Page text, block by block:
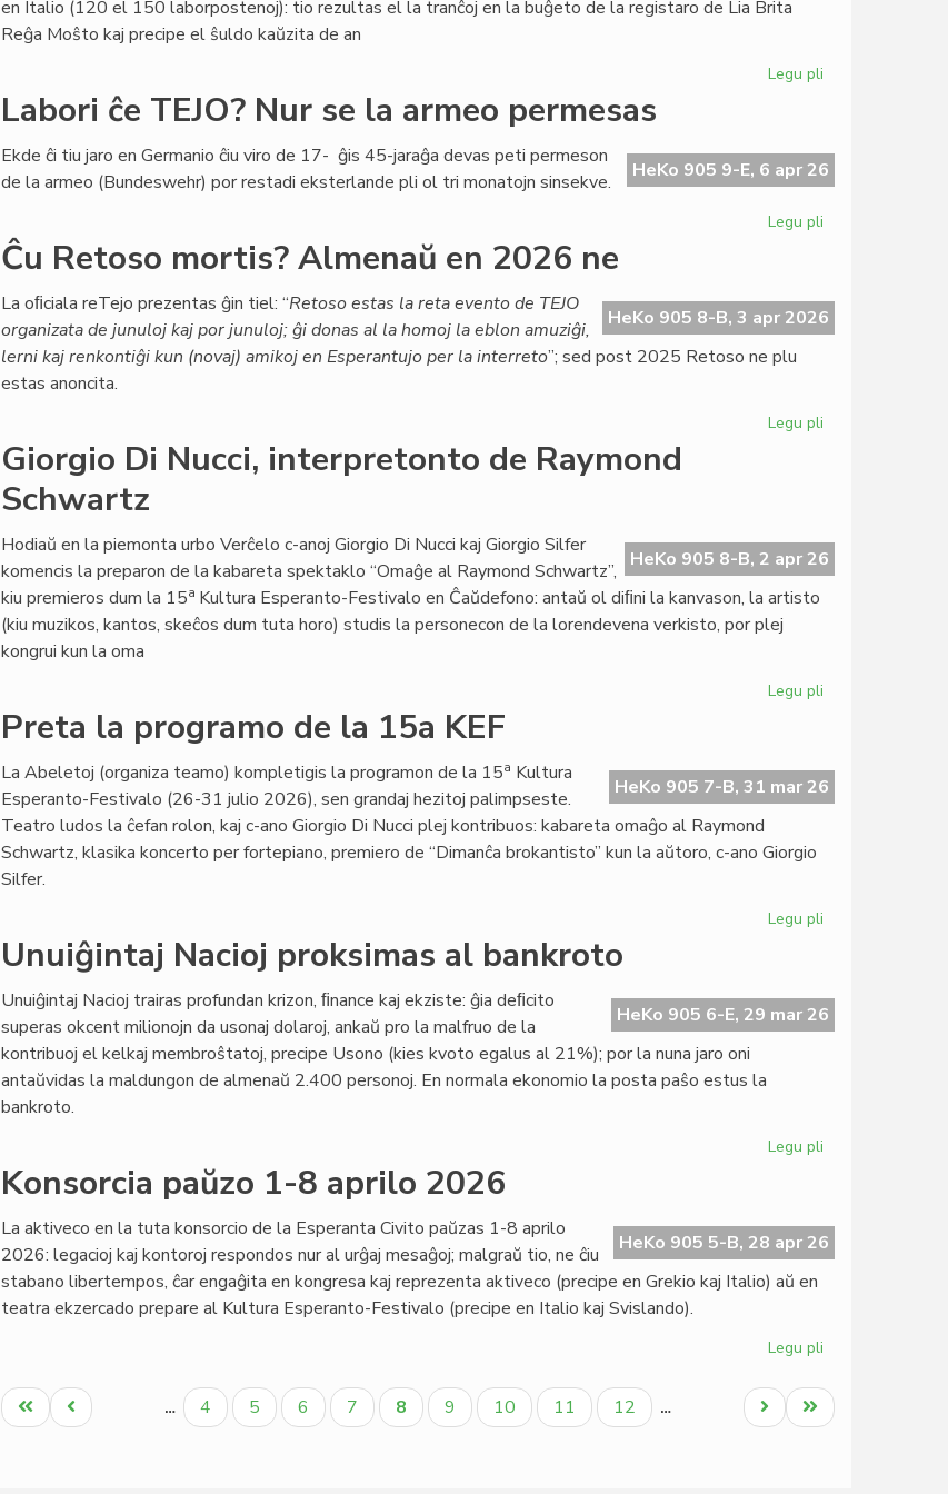
en Italio (120 el 150 laborpostenoj): tio rezultas el la tranĉoj en la buĝeto de la registaro de Lia Brita
Reĝa Moŝto kaj precipe el ŝuldo kaŭzita de an
Legu pli
magriga
dieto
Labori ĉe TEJO? Nur se la armeo permesas
HeKo 905 9-E, 6 apr 26
Ekde ĉi tiu jaro en Germanio ĉiu viro de 17- ĝis 45-jaraĝa devas peti permeson
de la armeo (Bundeswehr) por restadi eksterlande pli ol tri monatojn sinsekve.
Legu pli
Nur
se
Ĉu Retoso mortis? Almenaŭ en 2026 ne
HeKo 905 8-B, 3 apr 2026
La oﬁciala reTejo prezentas ĝin tiel: “Retoso estas la reta evento de TEJO
organizata de junuloj kaj por junuloj; ĝi donas al la homoj la eblon amuziĝi,
lerni kaj renkontiĝi kun (novaj) amikoj en Esperantujo per la interreto”; sed post 2025 Retoso ne plu
estas anoncita.
Legu pli
en
2026
Giorgio Di Nucci, interpretonto de Raymond
Schwartz
HeKo 905 8-B, 2 apr 26
Hodiaŭ en la piemonta urbo Verĉelo c-anoj Giorgio Di Nucci kaj Giorgio Silfer
komencis la preparon de la kabareta spektaklo “Omaĝe al Raymond Schwartz”,
kiu premieros dum la 15a Kultura Esperanto-Festivalo en Ĉaŭdefono: antaŭ ol diﬁni la kanvason, la artisto
(kiu muzikos, kantos, skeĉos dum tuta horo) studis la personecon de la lorendevena verkisto, por plej
kongrui kun la oma
Legu pli
interpretonto
de
Preta la programo de la 15a KEF
HeKo 905 7-B, 31 mar 26
La Abeletoj (organiza teamo) kompletigis la programon de la 15a Kultura
Esperanto-Festivalo (26-31 julio 2026), sen grandaj hezitoj palimpseste.
Teatro ludos la ĉefan rolon, kaj c-ano Giorgio Di Nucci plej kontribuos: kabareta omaĝo al Raymond
Schwartz, klasika koncerto per fortepiano, premiero de “Dimanĉa brokantisto” kun la aŭtoro, c-ano Giorgio
Silfer.
Legu pli
de
la
Unuiĝintaj Nacioj proksimas al bankroto
HeKo 905 6-E, 29 mar 26
Unuiĝintaj Nacioj trairas profundan krizon, ﬁnance kaj ekziste: ĝia deﬁcito
superas okcent milionojn da usonaj dolaroj, ankaŭ pro la malfruo de la
kontribuoj el kelkaj membroŝtatoj, precipe Usono (kies kvoto egalus al 21%); por la nuna jaro oni
antaŭvidas la maldungon de almenaŭ 2.400 personoj. En normala ekonomio la posta paŝo estus la
bankroto.
Legu pli
al
bankroto
Konsorcia paŭzo 1-8 aprilo 2026
HeKo 905 5-B, 28 apr 26
La aktiveco en la tuta konsorcio de la Esperanta Civito paŭzas 1-8 aprilo
2026: legacioj kaj kontoroj respondos nur al urĝaj mesaĝoj; malgraŭ tio, ne ĉiu
stabano libertempos, ĉar engaĝita en kongresa kaj reprezenta aktiveco (precipe en Grekio kaj Italio) aŭ en
teatra ekzercado prepare al Kultura Esperanto-Festivalo (precipe en Italio kaj Svislando).
Legu pli
paŭzo
1-
Pagination
Unua
paĝo
Antaŭa
paĝo
… Paĝo
4 Paĝo
5 Paĝo
6 Paĝo
7
Aktuala
paĝo
8 Paĝo
9 Paĝo
10 Paĝo
11 Paĝo
12 …
Last
page
Next
page